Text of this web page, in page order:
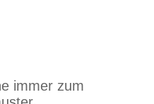
immer zum